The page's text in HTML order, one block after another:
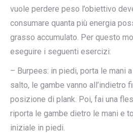
vuole perdere peso l’obiettivo
consumare quanta più energia
grasso accumulato. Per questo
eseguire i seguenti esercizi:
– Burpees: in piedi, porta le mani
salto, le gambe vanno all’indietro
posizione di plank. Poi, fai una
riporta le gambe dietro le mani e
iniziale in piedi.